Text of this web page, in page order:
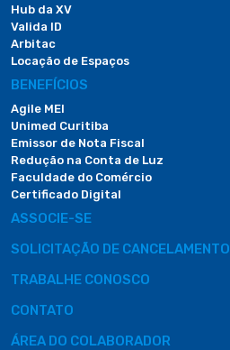
Hub da XV
Valida ID
Arbitac
Locação de Espaços
BENEFÍCIOS
Agile MEI
Unimed Curitiba
Emissor de Nota Fiscal
Redução na Conta de Luz
Faculdade do Comércio
Certificado Digital
ASSOCIE-SE
SOLICITAÇÃO DE CANCELAMENTO
TRABALHE CONOSCO
CONTATO
ÁREA DO COLABORADOR